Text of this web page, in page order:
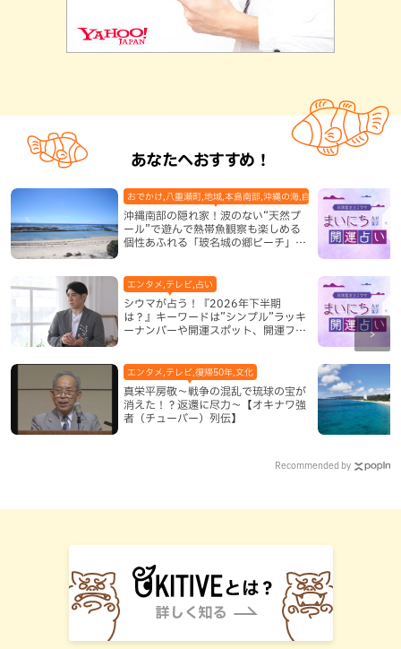
あなたへおすすめ！
沖縄南部の隠れ家！波のない“天然プ
ール”で遊んで熱帯魚観察も楽しめる
個性あふれる「玻名城の郷ビーチ」
おでかけ,八重瀬町,地域,本島南部,沖縄の海,自然
シウマが占う！『2026年下半期
は？』キーワードは”シンプル”ラッキ
ーナンバーや開運スポット、開運フー
エンタメ,テレビ,占い
真栄平房敬～戦争の混乱で琉球の宝が
消えた！？返還に尽力～【オキナワ強
者（チューバー）列伝】
エンタメ,テレビ,復帰50年,文化
Recommended by